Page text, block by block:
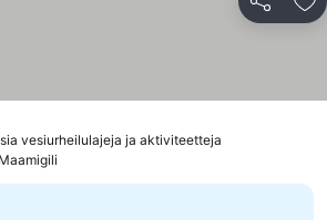
Jaa
vesiurheilulajeja ja aktiviteetteja
Maamigili